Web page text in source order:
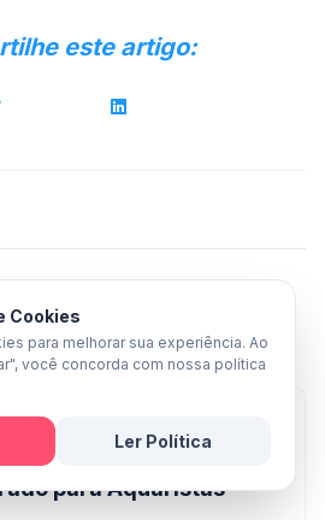
este artigo:
Brilho: Guia Completo do
para Aquaristas"
Cookies
para melhorar sua experiência. Ao
você concorda com nossa política
Ler Política